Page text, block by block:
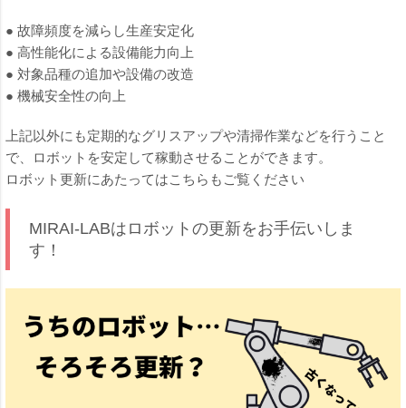
● 故障頻度を減らし生産安定化
● 高性能化による設備能力向上
● 対象品種の追加や設備の改造
● 機械安全性の向上
上記以外にも定期的なグリスアップや清掃作業などを行うこと
で、ロボットを安定して稼動させることができます。
ロボット更新にあたってはこちらもご覧ください
MIRAI-LABはロボットの更新をお手伝いしま
す！